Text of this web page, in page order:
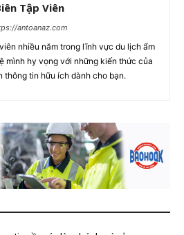
Tập Viên
antoanaz.com
nhiều năm trong lĩnh vực du lịch ẩm
mình hy vọng với những kiến thức của
thông tin hữu ích dành cho bạn.